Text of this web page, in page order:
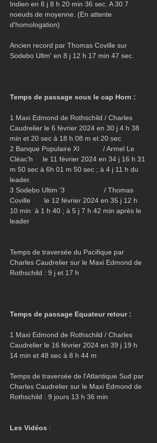
Indien en 8 j 8 h 20 min 36 sec. A 30.7
noeuds de moyenne. (En attente
d'homologation)
Ancien record par Thomas Coville sur
Sodebo Ultm' en 8 j 12 h 17 min 47 sec.
Temps de passage sous le cap Horn :
1 Maxi Edmond de Rothschild / Charles
Caudrelier le 6 février 2024 en 30 j 4 h 38
min et 20 sec à 18 h 08 m et 20 sec
2 Banque Populaire XI            / Armel Le
Cléac'h     le 11 février 2024 en 34 j 16 h 31
m 50 sec à 6h 01 m 50 sec ; à 4 j 11 h du
leader.
3 Sodebo Ultim '3                    / Thomas
Coville       le 12 février 2024 en 35 j 12 h
10 min  à 1 h 40 ; à 5 j 7 h 42 min après le
leader
Temps de traversée du Pacifique par
Charles Caudrelier sur le Maxi Edmond de
Rothschild : 9 j et 17 h
Temps de passage Equateur retour :
1 Maxi Edmond de Rothschild / Charles
Caudrelier le 16 février 2024 en 39 j 19 h
14 min et 48 sec à 8 h 44 m
Temps de traversée de l'Atlantique Sud par
Charles Caudrelier sur le Maxi Edmond de
Rothschild : 9 jours 13 h 36 min
Les Vidéos :